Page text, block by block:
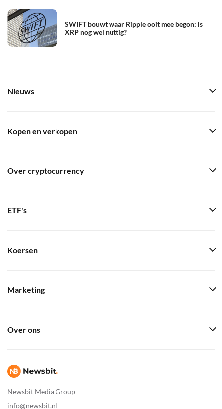
SWIFT bouwt waar Ripple ooit mee begon: is
XRP nog wel nuttig?
Newsbit Media Group
info@newsbit.nl
Nieuws
Kopen en verkopen
Over cryptocurrency
ETF's
Koersen
Marketing
Over ons